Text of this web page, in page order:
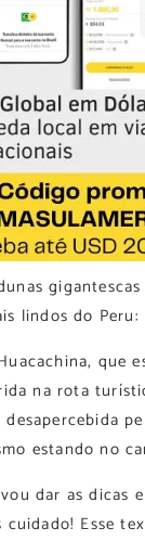
lindos do Peru:
que
na rota
desapercebida
estando no
dar as dicas
cuidado! Esse